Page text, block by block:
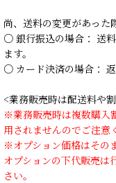
尚、送料の変更があった
○ 銀行振込の場合： 送
ます。
○ カード決済の場合： 返
<業務販売時は配送料や
※業務販売時は複数購入
用されませんのでご注意
※オプション価格はその
オプションの下代販売は
さい。